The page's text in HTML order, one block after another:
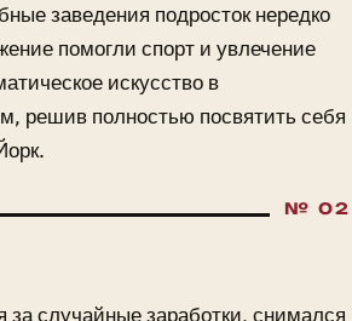
заведения подросток нередко
помогли спорт и увлечение
искусство в
решив полностью посвятить себя
случайные заработки, снимался